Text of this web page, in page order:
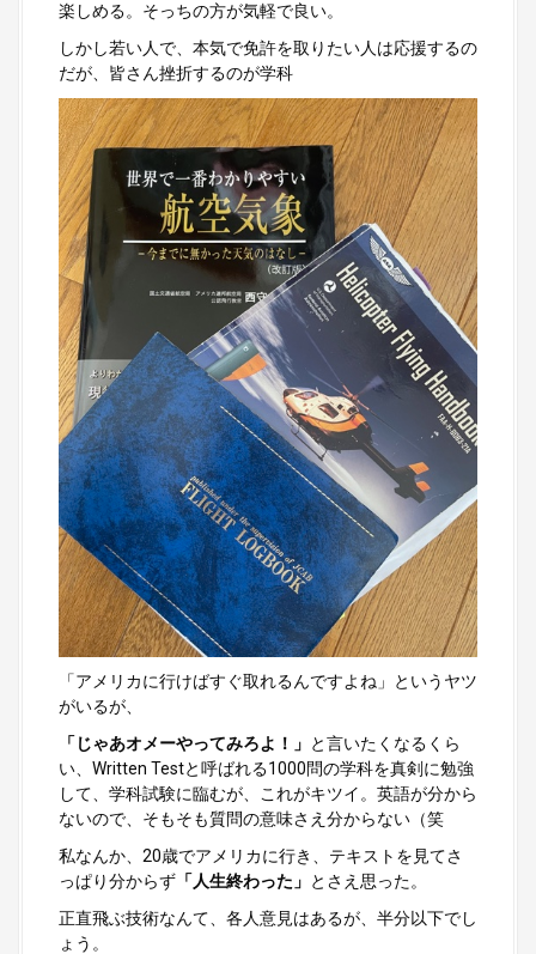
楽しめる。そっちの方が気軽で良い。
しかし若い人で、本気で免許を取りたい人は応援するの
だが、皆さん挫折するのが学科
「アメリカに行けばすぐ取れるんですよね」というヤツ
がいるが、
「じゃあオメーやってみろよ！」 と言いたくなるくら
い、Written Testと呼ばれる1000問の学科を真剣に勉強
して、学科試験に臨むが、これがキツイ。英語が分から
ないので、そもそも質問の意味さえ分からない（笑
私なんか、20歳でアメリカに行き、テキストを見てさ
っぱり分からず 「人生終わった」 とさえ思った。
正直飛ぶ技術なんて、各人意見はあるが、半分以下でし
ょう。